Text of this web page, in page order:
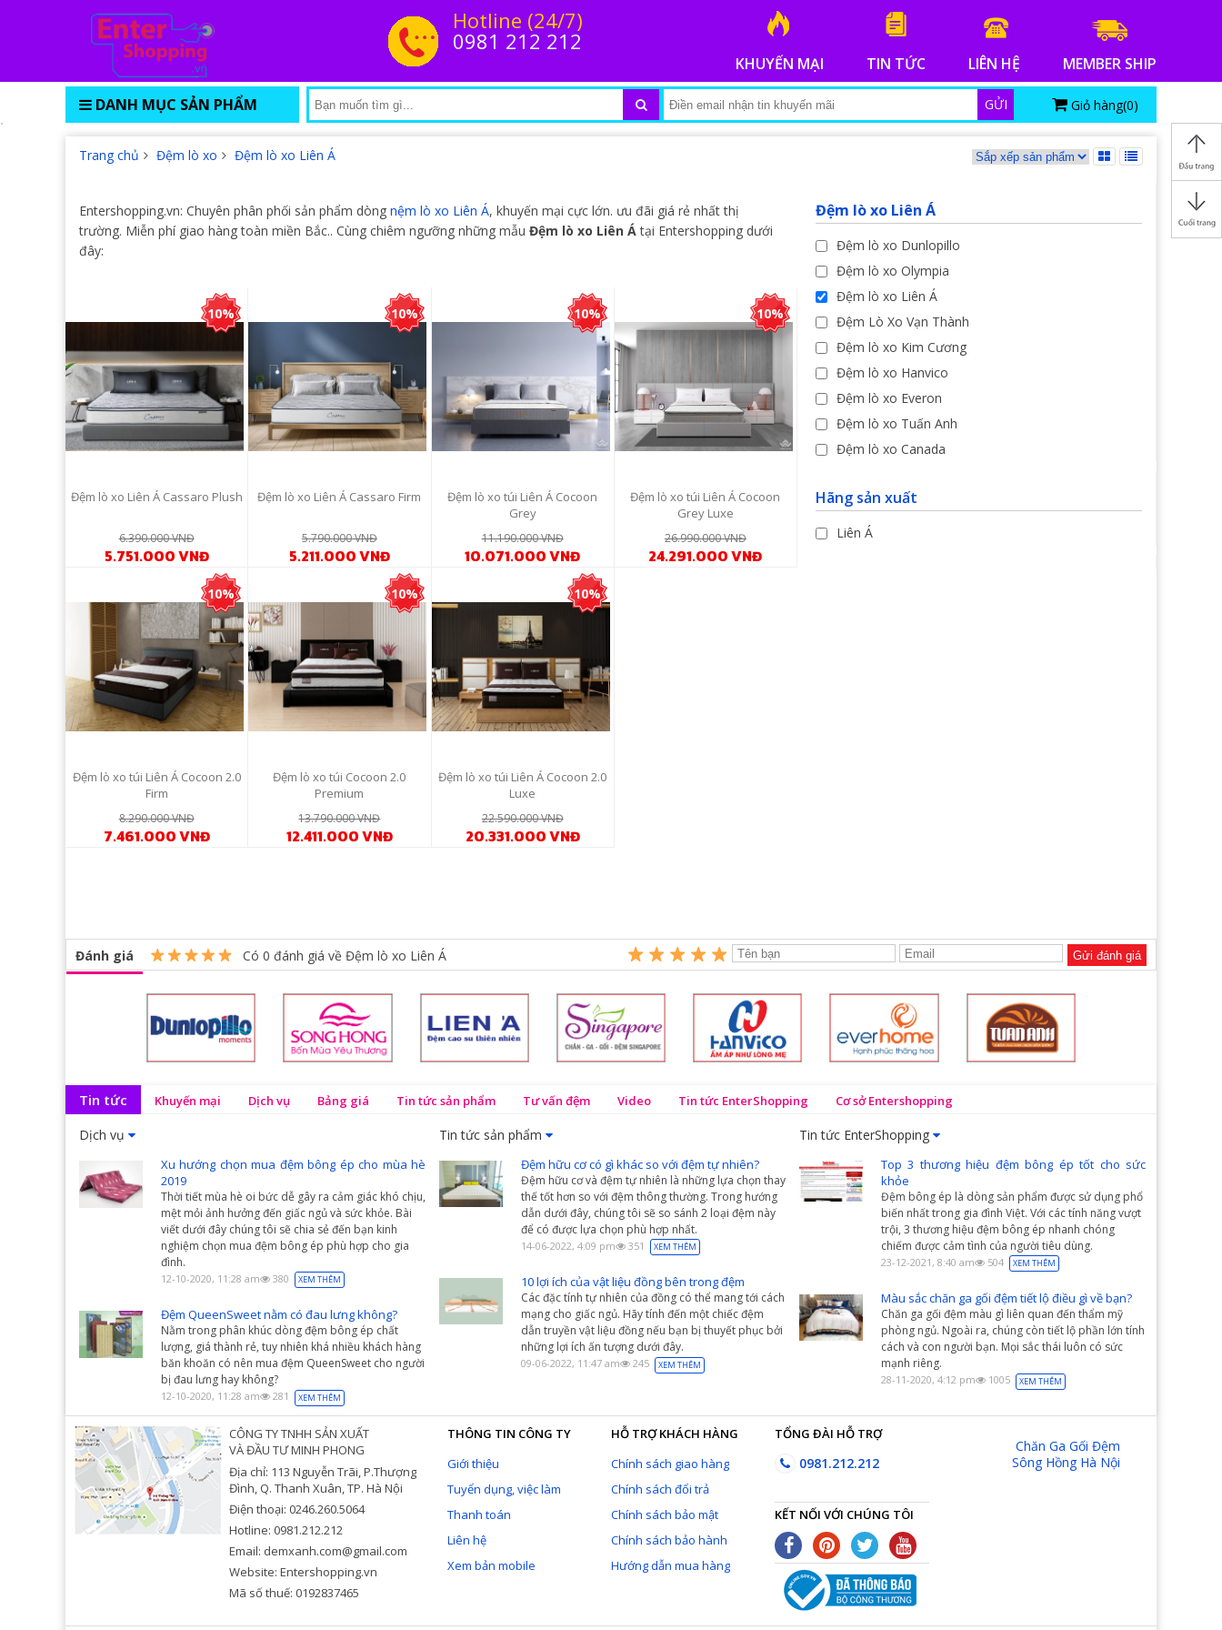
Hotline (24/7)
0981 212 212
KHUYẾN MẠI TIN TỨC LIÊN HỆ MEMBER SHIP
DANH MỤC SẢN PHẨM GỬI Giỏ hàng(0)
Trang chủ Đệm lò xo Đệm lò xo Liên Á
Entershopping.vn: Chuyên phân phối sản phẩm dòng nệm lò xo Liên Á, khuyến mại cực lớn. ưu đãi giá rẻ nhất thị
trường. Miễn phí giao hàng toàn miền Bắc.. Cùng chiêm ngưỡng những mẫu Đệm lò xo Liên Átại Entershopping dưới
đây:
10%
Đệm lò xo Liên Á Cassaro Plush
6.390.000 VNĐ
5.751.000 VNĐ
10%
Đệm lò xo Liên Á Cassaro Firm
5.790.000 VNĐ
5.211.000 VNĐ
10%
Đệm lò xo túi Liên Á Cocoon
Grey
11.190.000 VNĐ
10.071.000 VNĐ
10%
Đệm lò xo túi Liên Á Cocoon
Grey Luxe
26.990.000 VNĐ
24.291.000 VNĐ
10%
Đệm lò xo túi Liên Á Cocoon 2.0
Firm
8.290.000 VNĐ
7.461.000 VNĐ
10%
Đệm lò xo túi Cocoon 2.0
Premium
13.790.000 VNĐ
12.411.000 VNĐ
10%
Đệm lò xo túi Liên Á Cocoon 2.0
Luxe
22.590.000 VNĐ
20.331.000 VNĐ
Đệm lò xo Liên Á
Đệm lò xo Dunlopillo
Đệm lò xo Olympia
Đệm lò xo Liên Á
Đệm Lò Xo Vạn Thành
Đệm lò xo Kim Cương
Đệm lò xo Hanvico
Đệm lò xo Everon
Đệm lò xo Tuấn Anh
Đệm lò xo Canada
Hãng sản xuất
Liên Á
Đánh giá Có 0 đánh giá về Đệm lò xo Liên Á Gửi đánh giá
Tin tức Khuyến mại Dịch vụ Bảng giá Tin tức sản phẩm Tư vấn đệm Video Tin tức EnterShopping Cơ sở Entershopping
Dịch vụ Tin tức sản phẩm Tin tức EnterShopping
Xu hướng chọn mua đệm bông ép cho mùa hè
2019
Thời tiết mùa hè oi bức dễ gây ra cảm giác khó chịu,
mệt mỏi ảnh hưởng đến giấc ngủ và sức khỏe. Bài
viết dưới đây chúng tôi sẽ chia sẻ đến bạn kinh
nghiệm chọn mua đệm bông ép phù hợp cho gia
đình.
12-10-2020, 11:28 am 380 XEM THÊM
Đệm QueenSweet nằm có đau lưng không?
Nằm trong phân khúc dòng đệm bông ép chất
lượng, giá thành rẻ, tuy nhiên khá nhiều khách hàng
băn khoăn có nên mua đệm QueenSweet cho người
bị đau lưng hay không?
12-10-2020, 11:28 am 281 XEM THÊM
Đệm hữu cơ có gì khác so với đệm tự nhiên?
Đệm hữu cơ và đệm tự nhiên là những lựa chọn thay
thế tốt hơn so với đệm thông thường. Trong hướng
dẫn dưới đây, chúng tôi sẽ so sánh 2 loại đệm này
để có được lựa chọn phù hợp nhất.
14-06-2022, 4:09 pm 351 XEM THÊM
10 lợi ích của vật liệu đồng bên trong đệm
Các đặc tính tự nhiên của đồng có thể mang tới cách
mạng cho giấc ngủ. Hãy tính đến một chiếc đệm
dẫn truyền vật liệu đồng nếu bạn bị thuyết phục bởi
những lợi ích ấn tượng dưới đây.
09-06-2022, 11:47 am 245 XEM THÊM
Top 3 thương hiệu đệm bông ép tốt cho sức
khỏe
Đệm bông ép là dòng sản phẩm được sử dụng phổ
biến nhất trong gia đình Việt. Với các tính năng vượt
trội, 3 thương hiệu đệm bông ép nhanh chóng
chiếm được cảm tình của người tiêu dùng.
23-12-2021, 8:40 am 504 XEM THÊM
Màu sắc chăn ga gối đệm tiết lộ điều gì về bạn?
Chăn ga gối đệm màu gì liên quan đến thẩm mỹ
phòng ngủ. Ngoài ra, chúng còn tiết lộ phần lớn tính
cách và con người bạn. Mọi sắc thái luôn có sức
mạnh riêng.
28-11-2020, 4:12 pm 1005 XEM THÊM
CÔNG TY TNHH SẢN XUẤT
VÀ ĐẦU TƯ MINH PHONG
Địa chỉ: 113 Nguyễn Trãi, P.Thượng
Đình, Q. Thanh Xuân, TP. Hà Nội
Điện thoại: 0246.260.5064
Hotline: 0981.212.212
Email: demxanh.com@gmail.com
Website: Entershopping.vn
Mã số thuế: 0192837465
THÔNG TIN CÔNG TY
Giới thiệu
Tuyển dụng, việc làm
Thanh toán
Liên hệ
Xem bản mobile
HỖ TRỢ KHÁCH HÀNG
Chính sách giao hàng
Chính sách đổi trả
Chính sách bảo mật
Chính sách bảo hành
Hướng dẫn mua hàng
TỔNG ĐÀI HỖ TRỢ
0981.212.212
KẾT NỐI VỚI CHÚNG TÔI
Chăn Ga Gối Đệm
Sông Hồng Hà Nội